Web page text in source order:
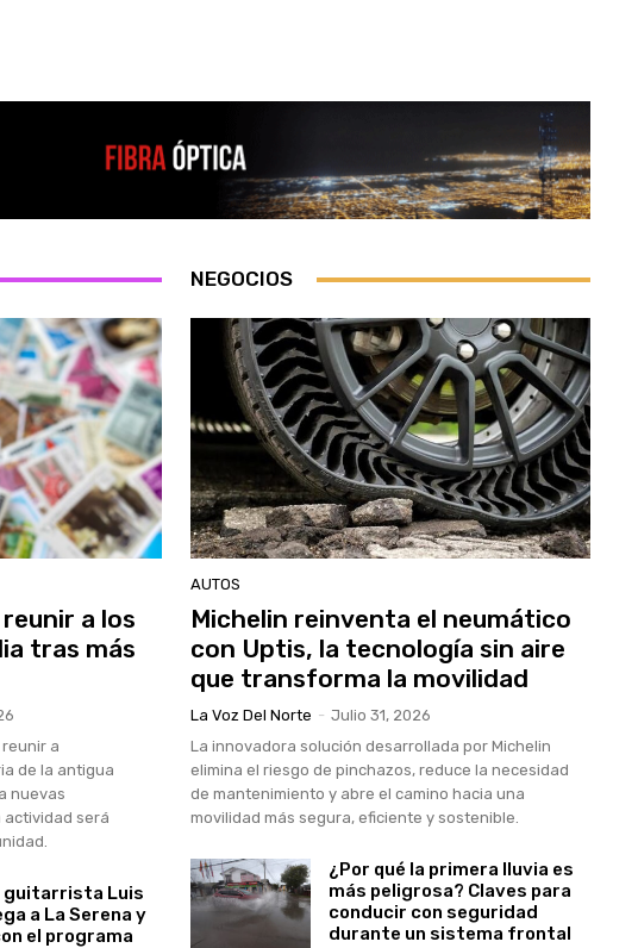
a los
tras más
a
de la antigua
nuevas
actividad será
guitarrista Luis
a La Serena y
el programa
NEGOCIOS
AUTOS
Michelin reinventa el neumático
con Uptis, la tecnología sin aire
que transforma la movilidad
La Voz Del Norte - Julio 31, 2026
La innovadora solución desarrollada por Michelin
elimina el riesgo de pinchazos, reduce la necesidad
de mantenimiento y abre el camino hacia una
movilidad más segura, eficiente y sostenible.
¿Por qué la primera lluvia es
más peligrosa? Claves para
conducir con seguridad
durante un sistema frontal